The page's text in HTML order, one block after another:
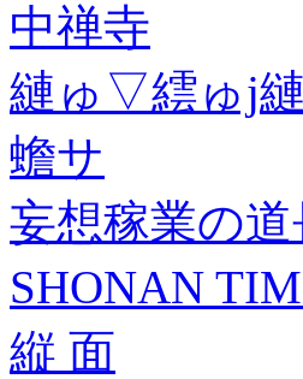
中禅寺
縺ゅ▽繧ゅj
蟾サ
妄想稼業の道
SHONAN
縦 面